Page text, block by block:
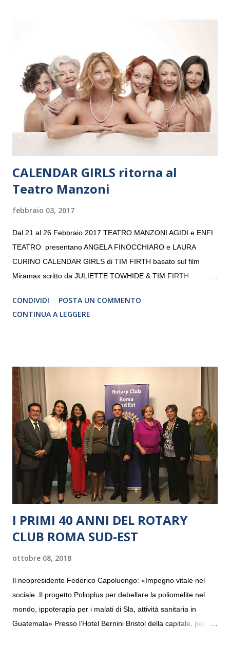
“Settembre dell’Accademia” dove si esibirà per il secondo anno
consecutivo. Il pubblico milanese avrà il piacere di applaudire i
giovani artisti della Baltic Sea Youth Philharmonic per la quarta
volta. L’orchestra, fondata nel 2008 da Kristjan Järvi (affiancato
da un prestigioso consiglio di consulent...
CALENDAR GIRLS ritorna al
Teatro Manzoni
febbraio 03, 2017
Dal 21 al 26 Febbraio 2017 TEATRO MANZONI AGIDI e ENFI
TEATRO presentano ANGELA FINOCCHIARO e LAURA
CURINO CALENDAR GIRLS di TIM FIRTH basato sul film
Miramax scritto da JULIETTE TOWHIDE & TIM FIRTH
CRISTINA PEZZOLI
CONDIVIDI
POSTA UN COMMENTO
CONTINUA A LEGGERE
I PRIMI 40 ANNI DEL ROTARY
CLUB ROMA SUD-EST
ottobre 08, 2018
Il neopresidente Federico Capoluongo: «Impegno vitale nel
sociale. Il progetto Polioplus per debellare la poliomelite nel
mondo, ippoterapia per i malati di Sla, attività sanitaria in
Guatemala» Presso l’Hotel Bernini Bristol della capitale, per la